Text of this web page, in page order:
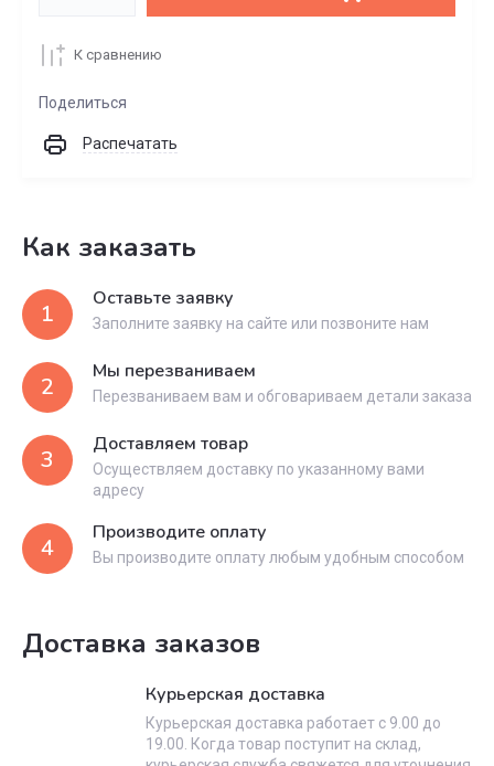
К сравнению
Поделиться
Распечатать
Как заказать
1
Оставьте заявку
Заполните заявку на сайте или позвоните нам
2
Мы перезваниваем
Перезваниваем вам и обговариваем детали заказа
3
Доставляем товар
Осуществляем доставку по указанному вами
адресу
4
Производите оплату
Вы производите оплату любым удобным способом
Доставка заказов
Курьерская доставка
Курьерская доставка работает с 9.00 до
19.00. Когда товар поступит на склад,